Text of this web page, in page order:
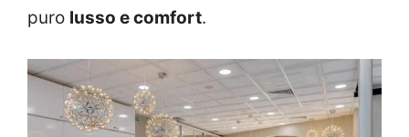
puro lusso e comfort.